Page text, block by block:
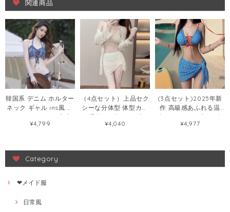
関連商品
韓国系 デニム ホルター
ネック ギャル ins風 セ
クシー タンキニ 水泳
水着72440480
¥4,799
（4点セット）上品セク
シーな分体型 体型カバ
る大人水着107293494
¥4,040
(3点セット)2025年新
作 高級感あふれる温
泉・ビーチリゾート向
け 三点セット分体型絶
¥4,977
Category
❤メイド服
日常風